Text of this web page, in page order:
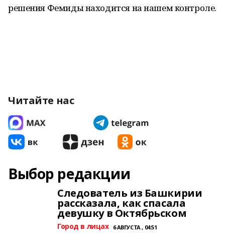
решения Фемиды находится на нашем контроле.
Читайте нас
Выбор редакции
Следователь из Башкирии
рассказала, как спасала
девушку в Октябрьском
Город в лицах 6 АВГУСТА , 04:51